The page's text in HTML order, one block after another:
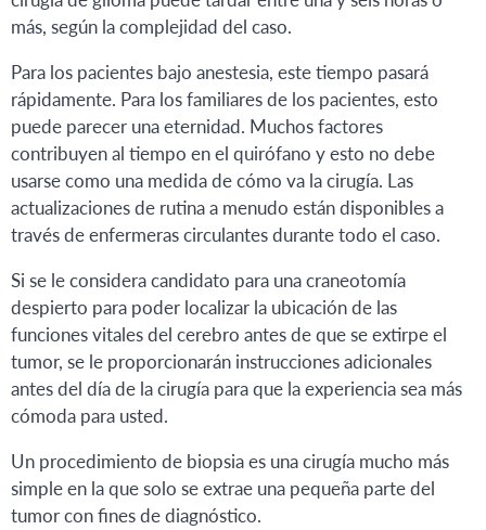
más, según la complejidad del caso.
Para los pacientes bajo anestesia, este tiempo pasará
rápidamente. Para los familiares de los pacientes, esto
puede parecer una eternidad. Muchos factores
contribuyen al tiempo en el quirófano y esto no debe
usarse como una medida de cómo va la cirugía. Las
actualizaciones de rutina a menudo están disponibles a
través de enfermeras circulantes durante todo el caso.
Si se le considera candidato para una craneotomía
despierto para poder localizar la ubicación de las
funciones vitales del cerebro antes de que se extirpe el
tumor, se le proporcionarán instrucciones adicionales
antes del día de la cirugía para que la experiencia sea más
cómoda para usted.
Un procedimiento de biopsia es una cirugía mucho más
simple en la que solo se extrae una pequeña parte del
tumor con fines de diagnóstico.